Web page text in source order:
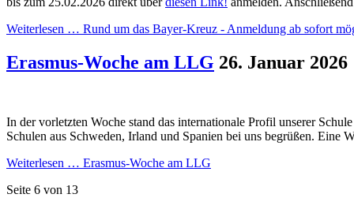
Weiterlesen … Rund um das Bayer-Kreuz - Anmeldung ab sofort
Erasmus-Woche am LLG 26. Januar 2026
In der vorletzten Woche stand das internationale Profil unserer
Schulen aus Schweden, Irland und Spanien bei uns begrüßen. Eine
Weiterlesen … Erasmus-Woche am LLG
Seite 6 von 13